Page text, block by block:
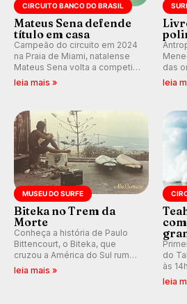
CIRCUITO BANCO DO BRASIL
Mateus Sena defende
título em casa
Campeão do circuito em 2024
na Praia de Miami, natalense
Mateus Sena volta a competir
em casa em busca de manter a
leia mais »
das
leia
MUSEU DO SURFE
Biteka no Trem da
Morte
Conheça a história de Paulo
Bittencourt, o Biteka, que
cruzou a América do Sul rumo
ao Pacífico em uma jornada
leia mais »
do
às
leia